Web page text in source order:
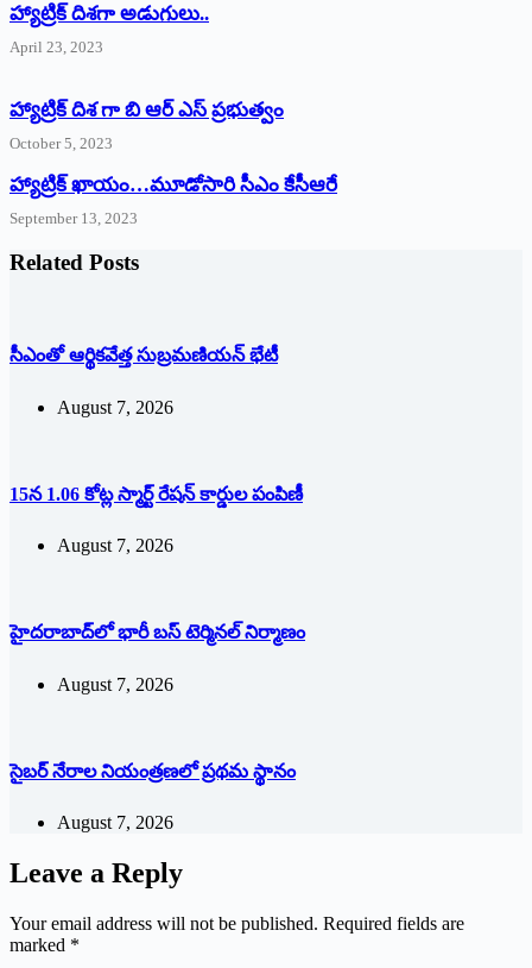
‌హ్యాట్రిక్‌ ‌దిశగా అడుగులు..
April 23, 2023
హ్యాట్రిక్ దిశ గా బి ఆర్ ఎస్ ప్రభుత్వం
October 5, 2023
హ్యాట్రిక్‌ ‌ఖాయం…మూడోసారి సీఎం కేసీఆరే
September 13, 2023
Related Posts
సీఎంతో ఆర్థికవేత్త సుబ్రమణియన్ భేటీ
August 7, 2026
15న 1.06 కోట్ల స్మార్ట్ రేషన్ కార్డుల పంపిణీ
August 7, 2026
హైదరాబాద్‌లో భారీ బస్‌ ‌టెర్మినల్‌ ‌నిర్మాణం
August 7, 2026
సైబర్ నేరాల నియంత్రణలో ప్రథమ స్థానం
August 7, 2026
Leave a Reply
Your email address will not be published. Required fields are
marked *